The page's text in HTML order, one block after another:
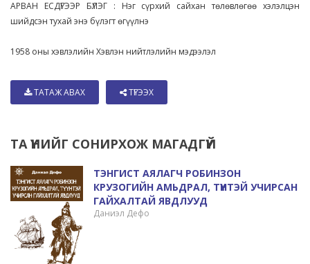
АРВАН ЕСДҮГЭЭР БҮЛЭГ : Нэг сүрхий сайхан төлөвлөгөө хэлэлцэн
шийдсэн тухай энэ бүлэгт өгүүлнэ
1958 оны хэвлэлийн Хэвлэн нийтлэлийн мэдээлэл
ТАТАЖ АВАХ ТҮГЭЭХ
ТА ҮҮНИЙГ СОНИРХОЖ МАГАДГҮЙ
ТЭНГИСТ АЯЛАГЧ РОБИНЗОН
КРУЗОГИЙН АМЬДРАЛ, ТҮҮНТЭЙ УЧИРСАН
ГАЙХАЛТАЙ ЯВДЛУУД
Даниэл Дефо